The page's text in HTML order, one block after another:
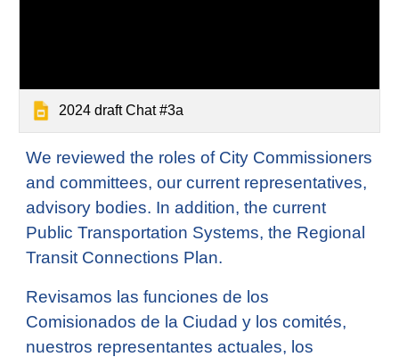
2024 draft Chat #3a
We reviewed the roles of City Commissioners
and committees, our current representatives,
advisory bodies. In addition, the current
Public Transportation Systems, the Regional
Transit Connections Plan.
Revisamos las funciones de los
Comisionados de la Ciudad y los comités,
nuestros representantes actuales, los